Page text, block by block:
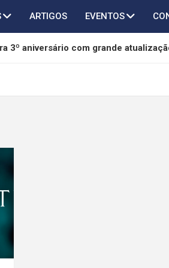
ARTIGOS EVENTOS
3º aniversário com grande
mídia física da Sony e pode se